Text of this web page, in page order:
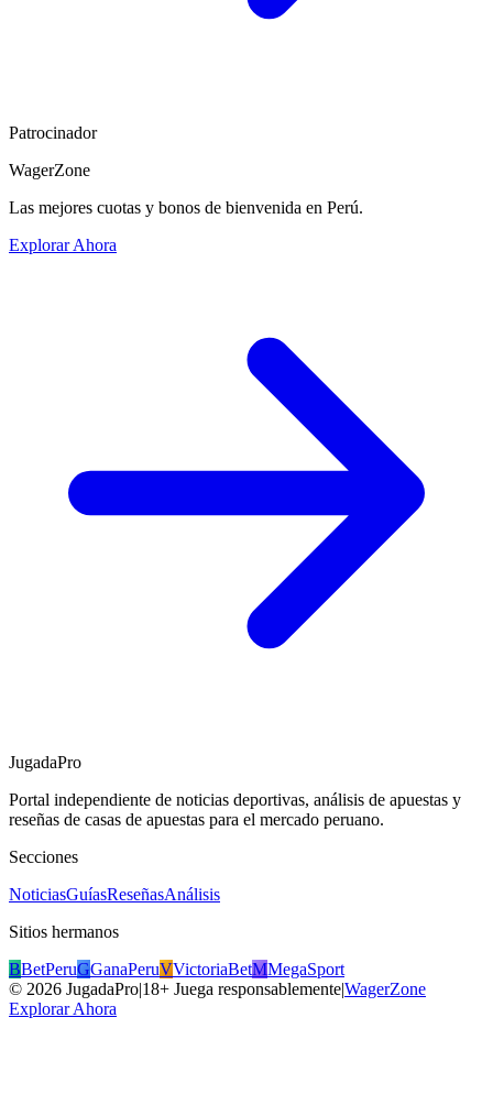
Patrocinador
WagerZone
Las mejores cuotas y bonos de bienvenida en Perú.
Explorar Ahora
JugadaPro
Portal independiente de noticias deportivas, análisis de apuestas y
reseñas de casas de apuestas para el mercado peruano.
Secciones
NoticiasGuíasReseñasAnálisis
Sitios hermanos
BBetPeruGGanaPeruVVictoriaBetMMegaSport
© 2026 JugadaPro|18+ Juega responsablemente|WagerZone
Explorar Ahora